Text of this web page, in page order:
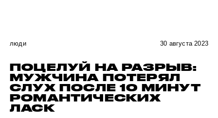
люди 30 августа 2023
ПОЦЕЛУЙ НА РАЗРЫВ:
МУЖЧИНА ПОТЕРЯЛ
СЛУХ ПОСЛЕ 10 МИНУТ
РОМАНТИЧЕСКИХ
ЛАСК